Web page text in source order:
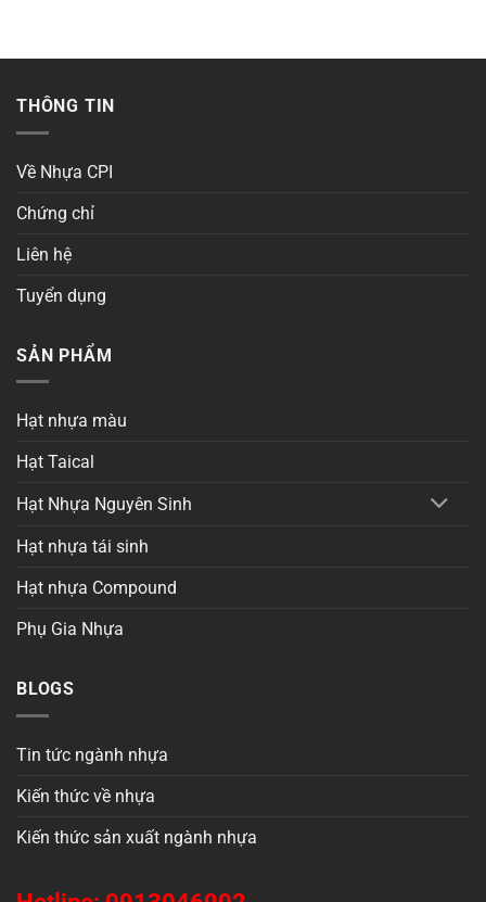
THÔNG TIN
Về Nhựa CPI
Chứng chỉ
Liên hệ
Tuyển dụng
SẢN PHẨM
Hạt nhựa màu
Hạt Taical
Hạt Nhựa Nguyên Sinh
Hạt nhựa tái sinh
Hạt nhựa Compound
Phụ Gia Nhựa
BLOGS
Tin tức ngành nhựa
Kiến thức về nhựa
Kiến thức sản xuất ngành nhựa